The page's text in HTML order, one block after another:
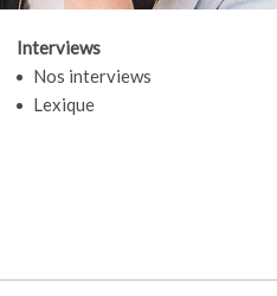
Interviews
Nos interviews
Lexique